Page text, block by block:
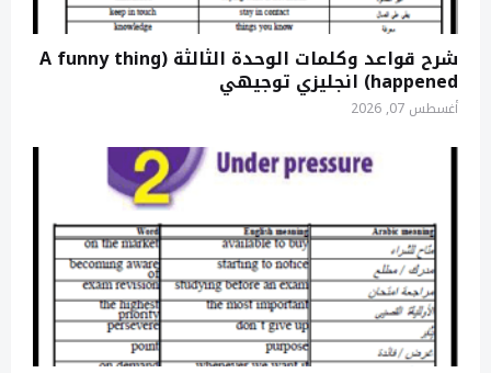
شرح قواعد وكلمات الوحدة الثالثة (A funny thing
happened) انجليزي توجيهي
أغسطس 07, 2026